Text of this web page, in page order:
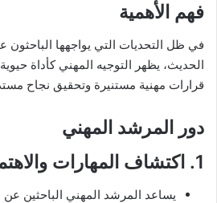
فهم الأهمية
في ظل التحديات التي يواجهها
الحديث، يظهر التوجيه المهني كأداة
قرارات مهنية مستنيرة وتحقيق نجاح
دور المرشد المهني
1.
اكتشاف المهارات
يساعد المرشد المهني الباحثين